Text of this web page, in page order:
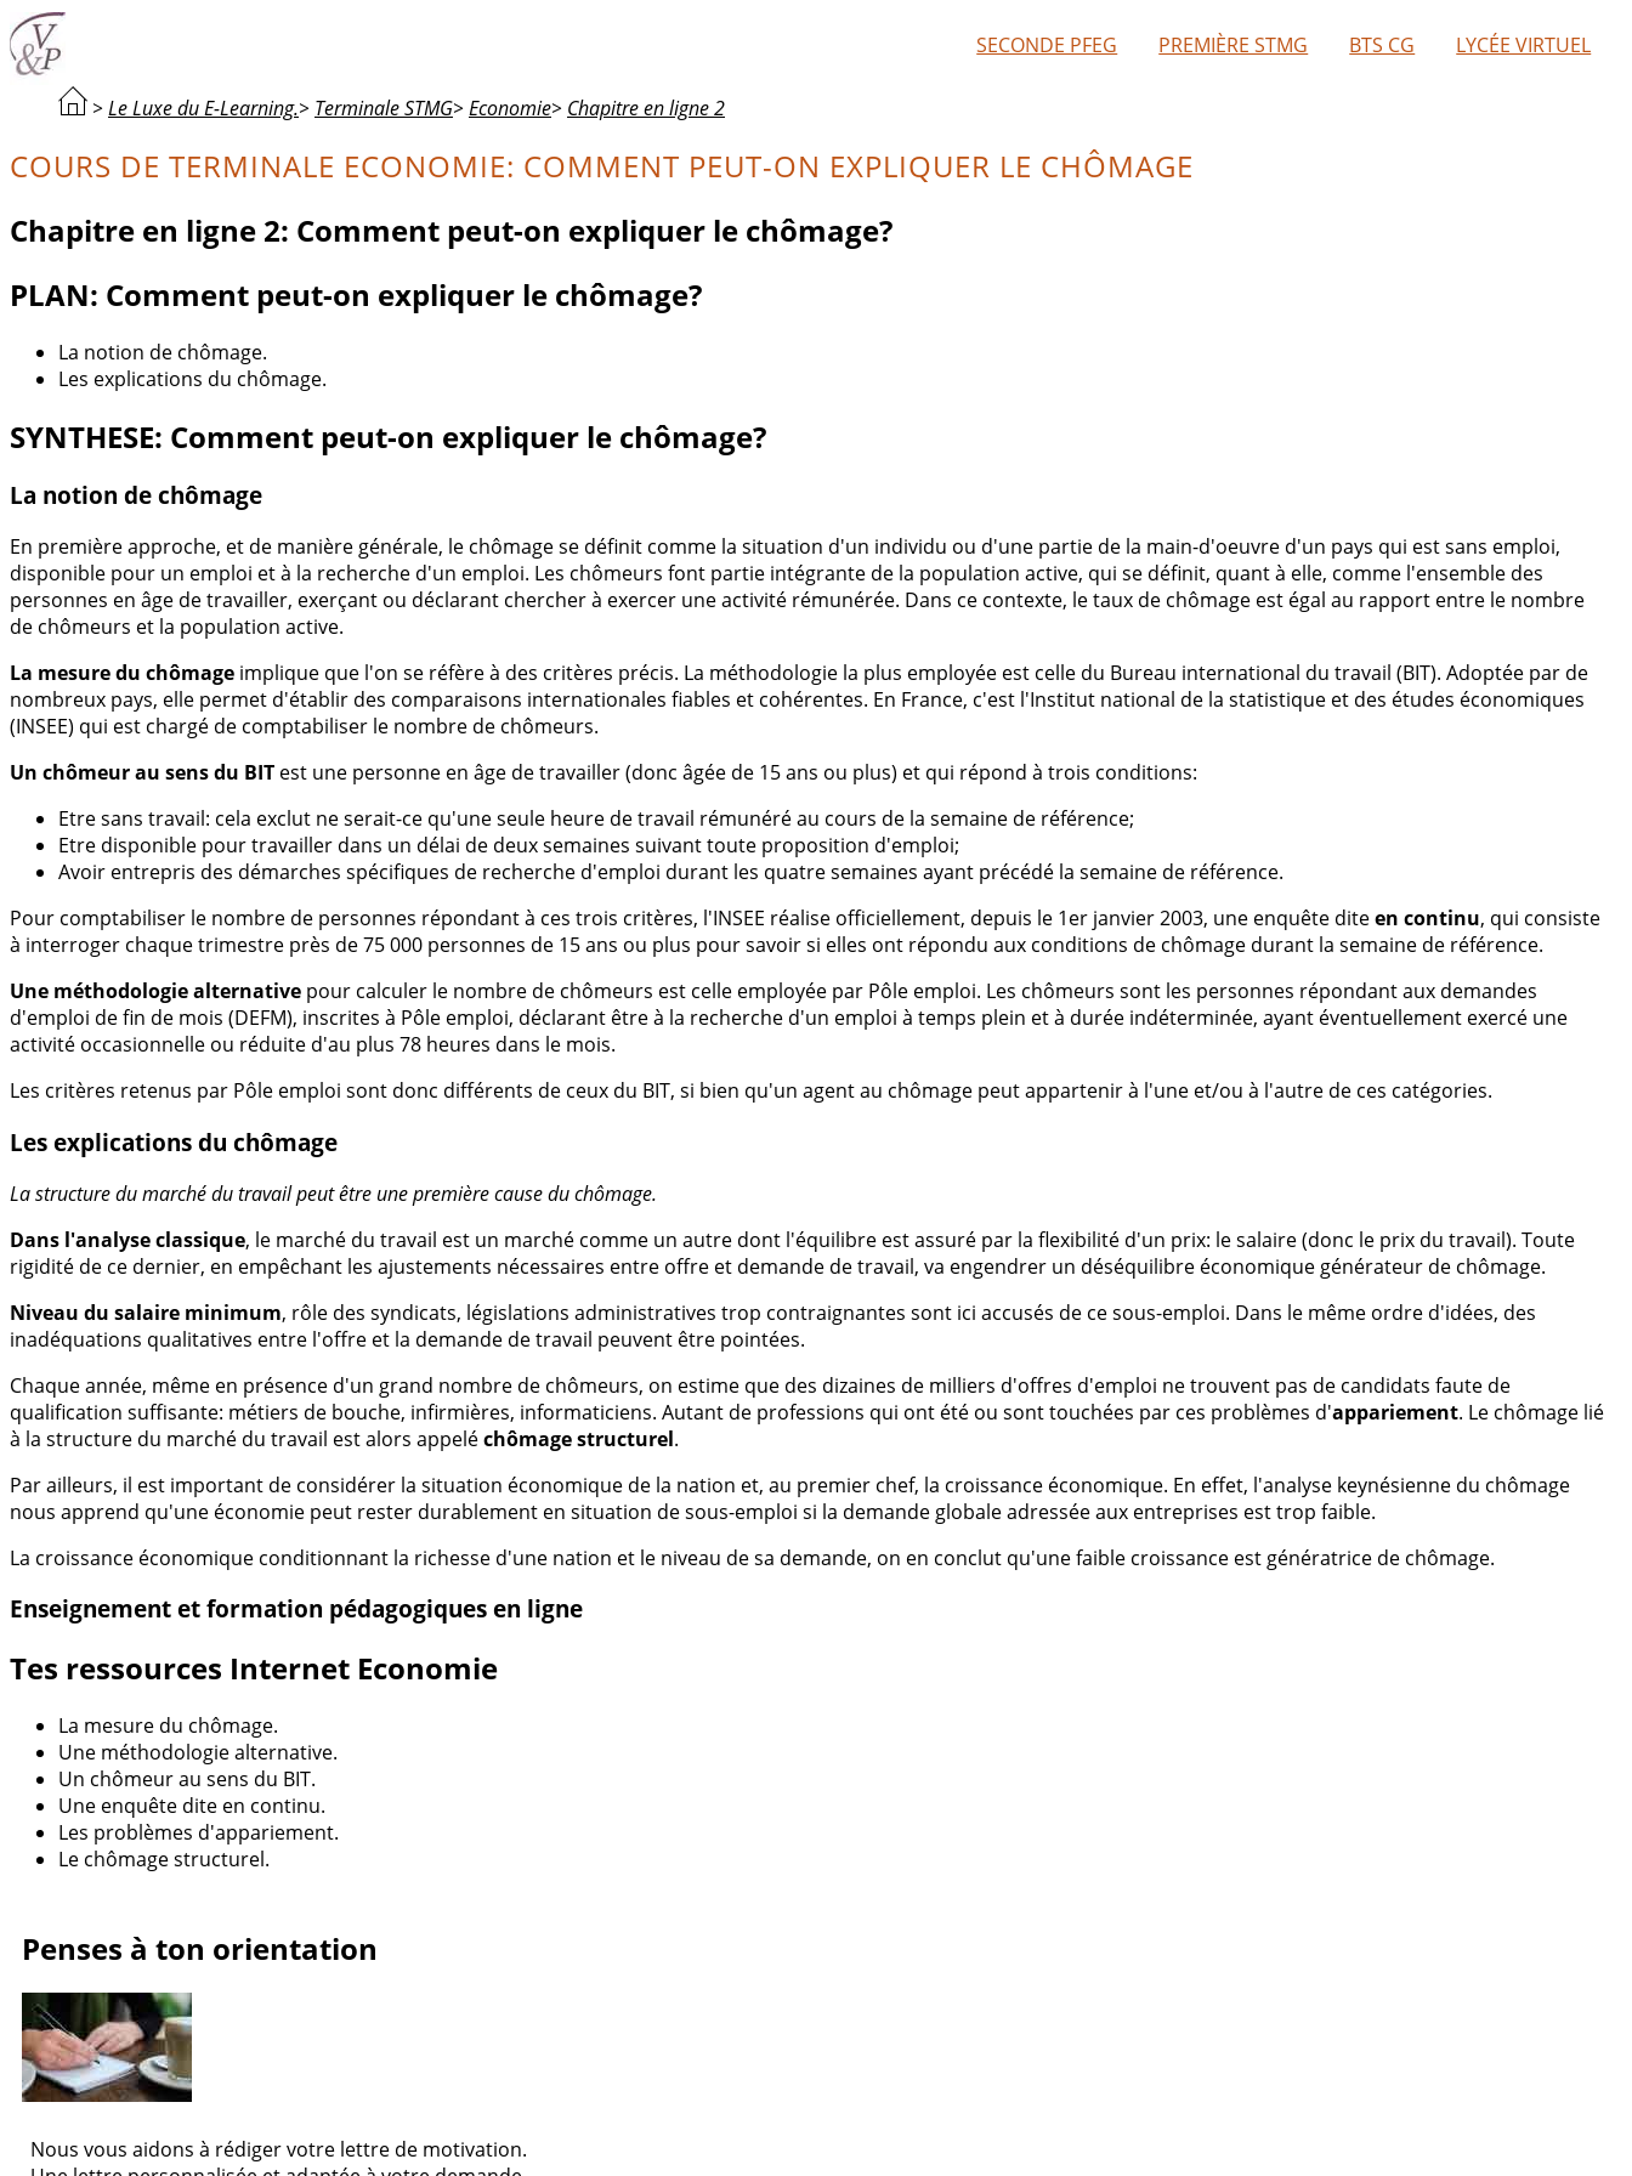
SECONDE PFEG PREMIÈRE STMG BTS CG LYCÉE VIRTUEL
> Le Luxe du E-Learning.> Terminale STMG> Economie> Chapitre en ligne 2
COURS DE TERMINALE ECONOMIE: COMMENT PEUT-ON EXPLIQUER LE CHÔMAGE
Chapitre en ligne 2: Comment peut-on expliquer le chômage?
PLAN: Comment peut-on expliquer le chômage?
La notion de chômage.
Les explications du chômage.
SYNTHESE: Comment peut-on expliquer le chômage?
La notion de chômage
En première approche, et de manière générale, le chômage se définit comme la situation d'un individu ou d'une partie de la main-d'oeuvre d'un pays qui est sans emploi,
disponible pour un emploi et à la recherche d'un emploi. Les chômeurs font partie intégrante de la population active, qui se définit, quant à elle, comme l'ensemble des
personnes en âge de travailler, exerçant ou déclarant chercher à exercer une activité rémunérée. Dans ce contexte, le taux de chômage est égal au rapport entre le nombre
de chômeurs et la population active.
La mesure du chômage implique que l'on se réfère à des critères précis. La méthodologie la plus employée est celle du Bureau international du travail (BIT). Adoptée par de
nombreux pays, elle permet d'établir des comparaisons internationales fiables et cohérentes. En France, c'est l'Institut national de la statistique et des études économiques
(INSEE) qui est chargé de comptabiliser le nombre de chômeurs.
Un chômeur au sens du BIT est une personne en âge de travailler (donc âgée de 15 ans ou plus) et qui répond à trois conditions:
Etre sans travail: cela exclut ne serait-ce qu'une seule heure de travail rémunéré au cours de la semaine de référence;
Etre disponible pour travailler dans un délai de deux semaines suivant toute proposition d'emploi;
Avoir entrepris des démarches spécifiques de recherche d'emploi durant les quatre semaines ayant précédé la semaine de référence.
Pour comptabiliser le nombre de personnes répondant à ces trois critères, l'INSEE réalise officiellement, depuis le 1er janvier 2003, une enquête diteen continu, qui consiste
à interroger chaque trimestre près de 75 000 personnes de 15 ans ou plus pour savoir si elles ont répondu aux conditions de chômage durant la semaine de référence.
Une méthodologie alternative pour calculer le nombre de chômeurs est celle employée par Pôle emploi. Les chômeurs sont les personnes répondant aux demandes
d'emploi de fin de mois (DEFM), inscrites à Pôle emploi, déclarant être à la recherche d'un emploi à temps plein et à durée indéterminée, ayant éventuellement exercé une
activité occasionnelle ou réduite d'au plus 78 heures dans le mois.
Les critères retenus par Pôle emploi sont donc différents de ceux du BIT, si bien qu'un agent au chômage peut appartenir à l'une et/ou à l'autre de ces catégories.
Les explications du chômage
La structure du marché du travail peut être une première cause du chômage.
Dans l'analyse classique, le marché du travail est un marché comme un autre dont l'équilibre est assuré par la flexibilité d'un prix: le salaire (donc le prix du travail). Toute
rigidité de ce dernier, en empêchant les ajustements nécessaires entre offre et demande de travail, va engendrer un déséquilibre économique générateur de chômage.
Niveau du salaire minimum, rôle des syndicats, législations administratives trop contraignantes sont ici accusés de ce sous-emploi. Dans le même ordre d'idées, des
inadéquations qualitatives entre l'offre et la demande de travail peuvent être pointées.
Chaque année, même en présence d'un grand nombre de chômeurs, on estime que des dizaines de milliers d'offres d'emploi ne trouvent pas de candidats faute de
qualification suffisante: métiers de bouche, infirmières, informaticiens. Autant de professions qui ont été ou sont touchées par ces problèmes d'appariement. Le chômage lié
à la structure du marché du travail est alors appeléchômage structurel.
Par ailleurs, il est important de considérer la situation économique de la nation et, au premier chef, la croissance économique. En effet, l'analyse keynésienne du chômage
nous apprend qu'une économie peut rester durablement en situation de sous-emploi si la demande globale adressée aux entreprises est trop faible.
La croissance économique conditionnant la richesse d'une nation et le niveau de sa demande, on en conclut qu'une faible croissance est génératrice de chômage.
Enseignement et formation pédagogiques en ligne
Tes ressources Internet Economie
La mesure du chômage.
Une méthodologie alternative.
Un chômeur au sens du BIT.
Une enquête dite en continu.
Les problèmes d'appariement.
Le chômage structurel.
Penses à ton orientation
Nous vous aidons à rédiger votre lettre de motivation.